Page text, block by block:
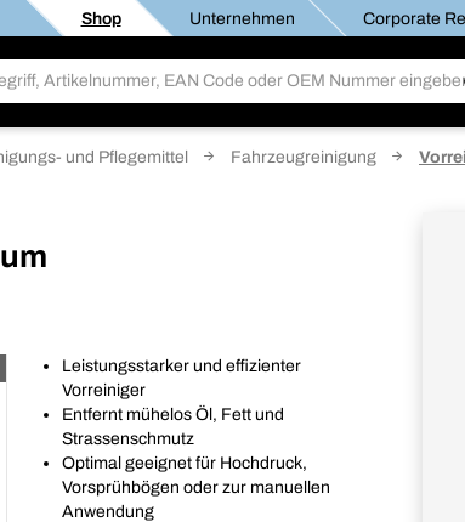
Shop Unternehmen Corporate
und Pflegemittel Fahrzeugreinigung
Leistungsstarker und effizienter
Vorreiniger
Entfernt mühelos Öl, Fett und
Strassenschmutz
Optimal geeignet für Hochdruck,
Vorsprühbögen oder zur manuellen
Anwendung